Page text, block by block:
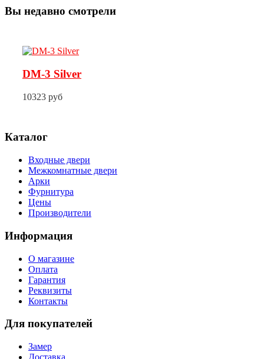
Вы недавно смотрели
DM-3 Silver
10323 руб
Каталог
Входные двери
Межкомнатные двери
Арки
Фурнитура
Цены
Производители
Информация
О магазине
Оплата
Гарантия
Реквизиты
Контакты
Для покупателей
Замер
Доставка